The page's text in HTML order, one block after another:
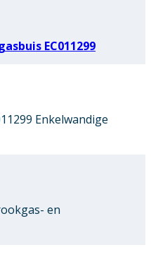
EC011299
Enkelwandige
en